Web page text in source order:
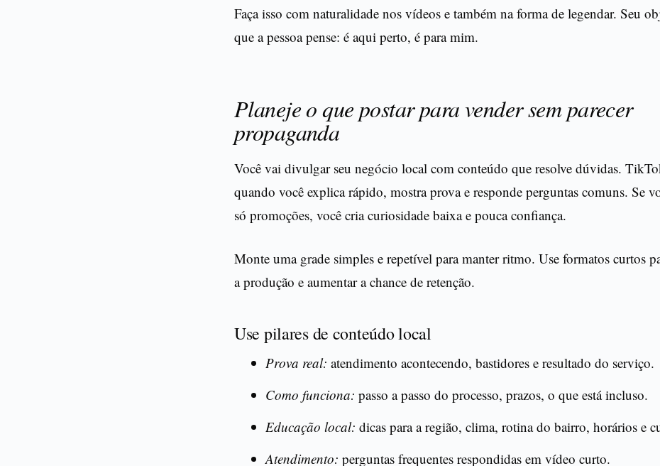
Faça isso com naturalidade nos vídeos e também na forma de legendar. Seu
que a pessoa pense: é aqui perto, é para mim.
Planeje o que postar para vender sem parecer
propaganda
Você vai divulgar seu negócio local com conteúdo que resolve dúvidas.
quando você explica rápido, mostra prova e responde perguntas comuns. Se
só promoções, você cria curiosidade baixa e pouca confiança.
Monte uma grade simples e repetível para manter ritmo. Use formatos curtos
a produção e aumentar a chance de retenção.
Use pilares de conteúdo local
Prova real: atendimento acontecendo, bastidores e resultado do serviço.
Como funciona: passo a passo do processo, prazos, o que está incluso.
Educação local: dicas para a região, clima, rotina do bairro, horários e
Atendimento: perguntas frequentes respondidas em vídeo curto.